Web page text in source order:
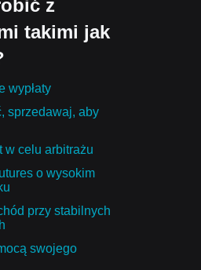
z
takimi jak
wypłaty
sprzedawaj, aby
w celu arbitrażu
o wysokim
przy stabilnych
swojego